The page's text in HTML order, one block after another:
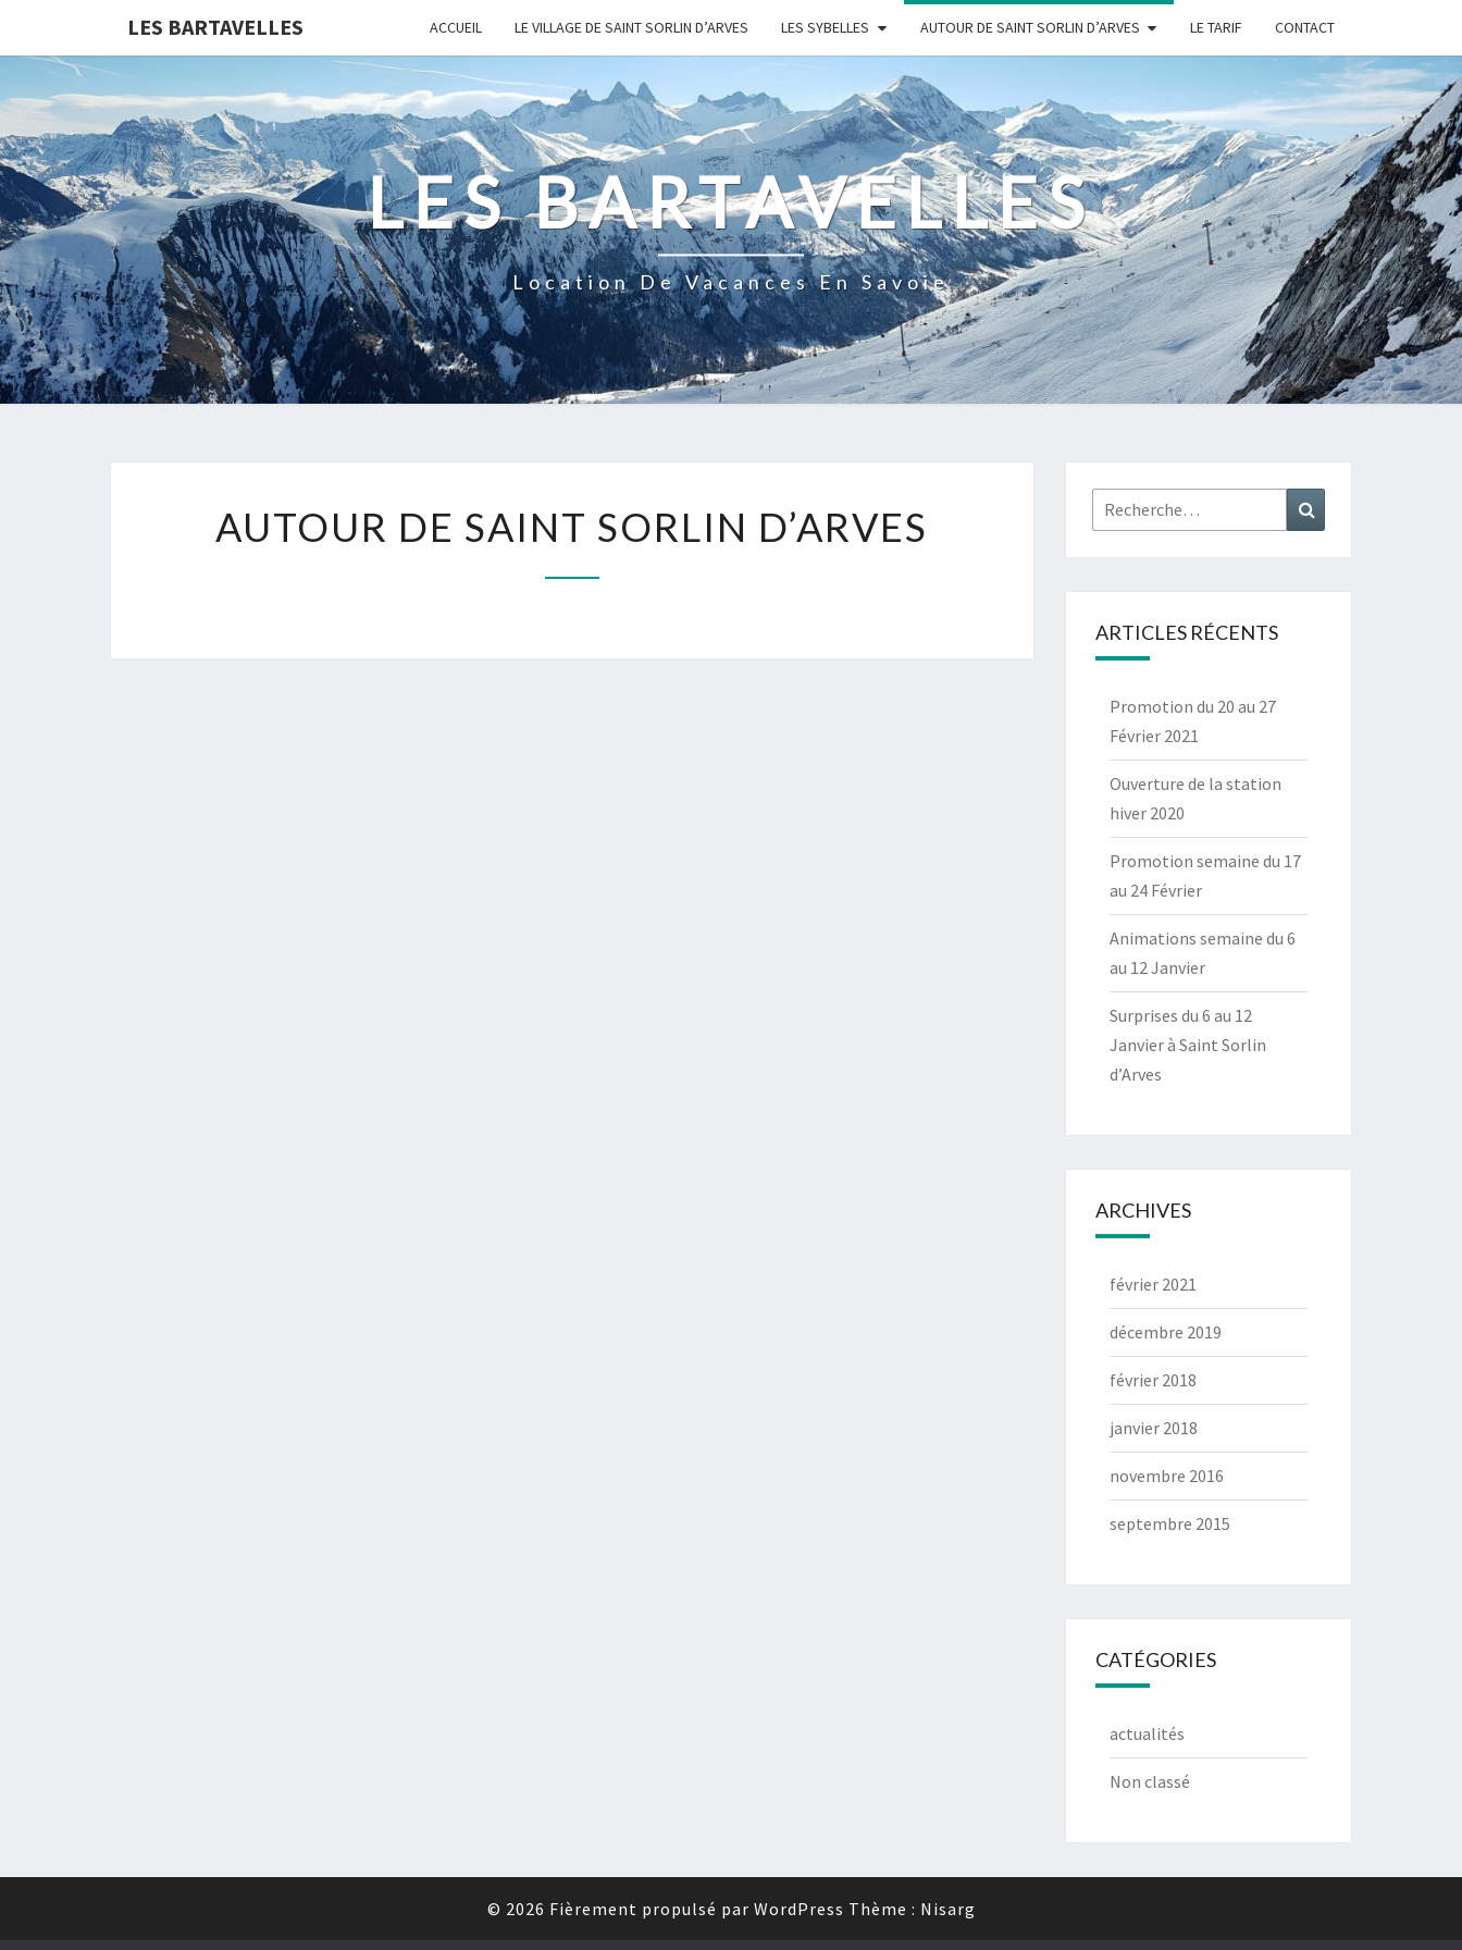
LES BARTAVELLES ACCUEIL LE VILLAGE DE SAINT SORLIN D’ARVES LES SYBELLES AUTOUR DE SAINT SORLIN D’ARVES LE TARIF CONTACT
LES BARTAVELLES
Location De Vacances En Savoie
AUTOUR DE SAINT SORLIN D’ARVES
Rechercher :
ARTICLES RÉCENTS
Promotion du 20 au 27
Février 2021
Ouverture de la station
hiver 2020
Promotion semaine du 17
au 24 Février
Animations semaine du 6
au 12 Janvier
Surprises du 6 au 12
Janvier à Saint Sorlin
d’Arves
ARCHIVES
février 2021
décembre 2019
février 2018
janvier 2018
novembre 2016
septembre 2015
CATÉGORIES
actualités
Non classé
© 2026 Fièrement propulsé par WordPress Thème : Nisarg